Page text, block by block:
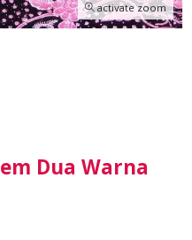
activate zoom
Dua Warna